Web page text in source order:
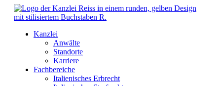
Kanzlei
Anwälte
Standorte
Karriere
Fachbereiche
Italienisches Erbrecht